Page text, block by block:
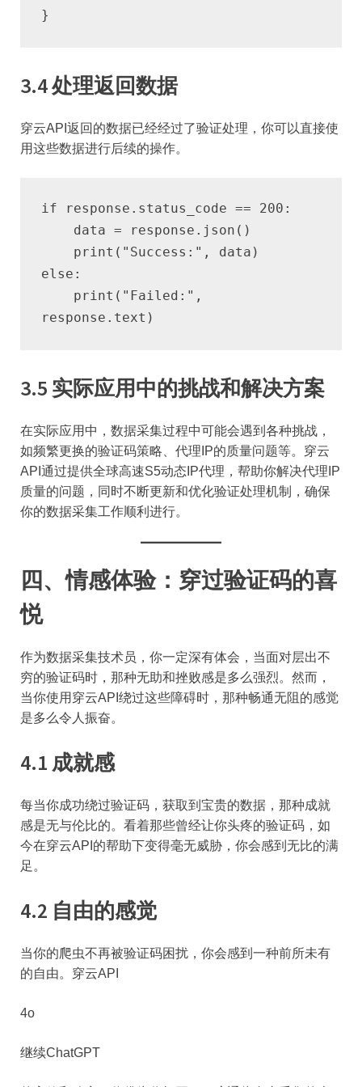
}
3.4 处理返回数据
穿云API返回的数据已经经过了验证处理，你可以直接使
用这些数据进行后续的操作。
if response.status_code == 200:
    data = response.json()
    print("Success:", data)
else:
response.text)
3.5 实际应用中的挑战和解决方案
在实际应用中，数据采集过程中可能会遇到各种挑战，
如频繁更换的验证码策略、代理IP的质量问题等。穿云
API通过提供全球高速S5动态IP代理，帮助你解决代理IP
质量的问题，同时不断更新和优化验证处理机制，确保
你的数据采集工作顺利进行。
四、情感体验：穿过验证码的喜
悦
作为数据采集技术员，你一定深有体会，当面对层出不
穷的验证码时，那种无助和挫败感是多么强烈。然而，
当你使用穿云API绕过这些障碍时，那种畅通无阻的感觉
是多么令人振奋。
4.1 成就感
每当你成功绕过验证码，获取到宝贵的数据，那种成就
感是无与伦比的。看着那些曾经让你头疼的验证码，如
今在穿云API的帮助下变得毫无威胁，你会感到无比的满
足。
4.2 自由的感觉
当你的爬虫不再被验证码困扰，你会感到一种前所未有
的自由。穿云API
4o
继续ChatGPT